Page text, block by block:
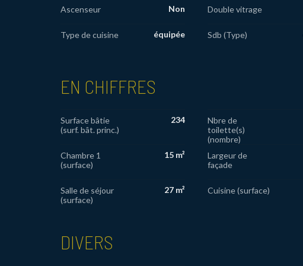
Ascenseur Non Double vitrage
Type de cuisine équipée Sdb (Type)
EN CHIFFRES
Surface bâtie
(surf. bât. princ.)
234
Nbre de
toilette(s)
(nombre)
Chambre 1
(surface)
15 m²
Largeur de
façade
Salle de séjour
(surface)
27 m² Cuisine (surface)
DIVERS